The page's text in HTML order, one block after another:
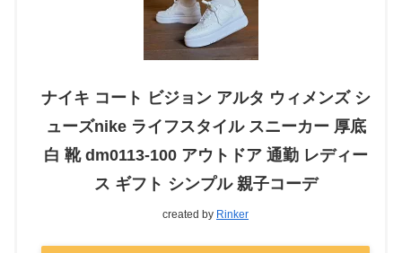
ナイキ コート ビジョン アルタ ウィメンズ シ
ューズnike ライフスタイル スニーカー 厚底
白 靴 dm0113-100 アウトドア 通勤 レディー
ス ギフト シンプル 親子コーデ
created by Rinker